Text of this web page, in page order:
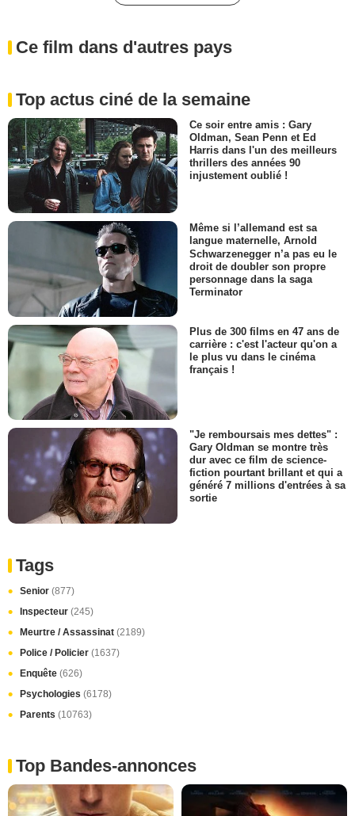
Ce film dans d'autres pays
Top actus ciné de la semaine
Ce soir entre amis : Gary
Oldman, Sean Penn et Ed
Harris dans l'un des meilleurs
thrillers des années 90
injustement oublié !
Même si l’allemand est sa
langue maternelle, Arnold
Schwarzenegger n’a pas eu le
droit de doubler son propre
personnage dans la saga
Terminator
Plus de 300 films en 47 ans de
carrière : c'est l'acteur qu'on a
le plus vu dans le cinéma
français !
"Je remboursais mes dettes" :
Gary Oldman se montre très
dur avec ce film de science-
fiction pourtant brillant et qui a
généré 7 millions d'entrées à sa
sortie
Tags
Senior (877)
Inspecteur (245)
Meurtre / Assassinat (2189)
Police / Policier (1637)
Enquête (626)
Psychologies (6178)
Parents (10763)
Top Bandes-annonces